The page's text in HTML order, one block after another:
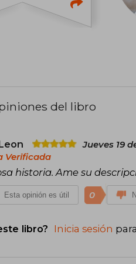
del libro
Jueves 19
Verificada
historia. Ame su
Esta opinión es útil 0
libro? Inicia sesión